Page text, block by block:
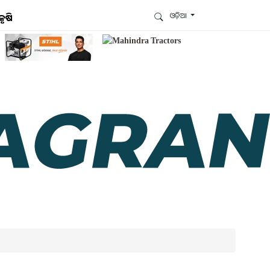
ଓଡ଼ିଆ
ଆମେ ହ୍ବାଟ୍ସଆପ୍‌ରେ ଅଛୁ ! ଆମ ହ୍ବାଟ୍ସଆପ ଗ୍ରୁପରେ
ଏବଂ ଆପଙ୍କୁ ଆବଶ୍ୟକ ହେଉଥିବା ସବୁ
ଗୁରୁତ୍ବପୂର୍ଣ୍ଣ ଅପଡେଟ୍‌ ପାଆନ୍ତୁ ପ୍ରତିଦିନ ।